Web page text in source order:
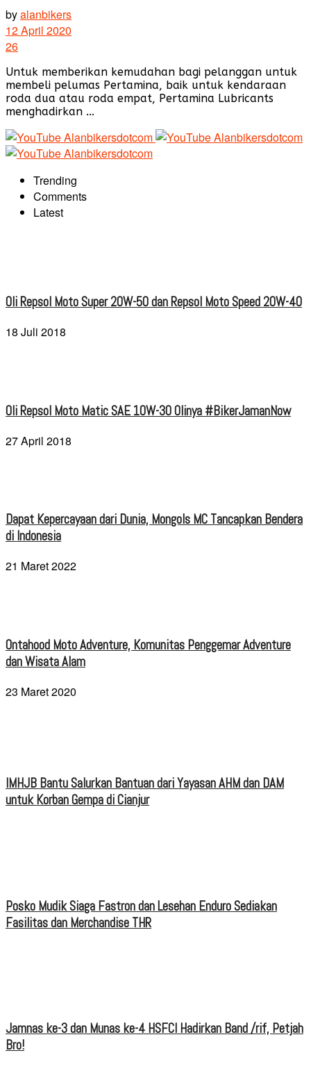
byalanbikers
12 April 2020
26
Untuk memberikan kemudahan bagi pelanggan untuk
membeli pelumas Pertamina, baik untuk kendaraan
roda dua atau roda empat, Pertamina Lubricants
menghadirkan ...
Trending
Comments
Latest
Oli Repsol Moto Super 20W-50 dan Repsol Moto Speed 20W-40
18 Juli 2018
Oli Repsol Moto Matic SAE 10W-30 Olinya #BikerJamanNow
27 April 2018
Dapat Kepercayaan dari Dunia, Mongols MC Tancapkan Bendera
di Indonesia
21 Maret 2022
Ontahood Moto Adventure, Komunitas Penggemar Adventure
dan Wisata Alam
23 Maret 2020
IMHJB Bantu Salurkan Bantuan dari Yayasan AHM dan DAM
untuk Korban Gempa di Cianjur
Posko Mudik Siaga Fastron dan Lesehan Enduro Sediakan
Fasilitas dan Merchandise THR
Jamnas ke-3 dan Munas ke-4 HSFCI Hadirkan Band /rif, Petjah
Bro!